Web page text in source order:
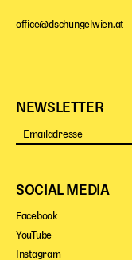
office@dschungelwien.at
NEWSLETTER
SOCIAL MEDIA
Facebook
YouTube
Instagram